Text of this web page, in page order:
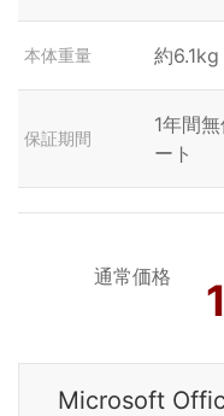
本体重量 約6.1kg
保証期間
1年間
ート
通常価格
Microsoft